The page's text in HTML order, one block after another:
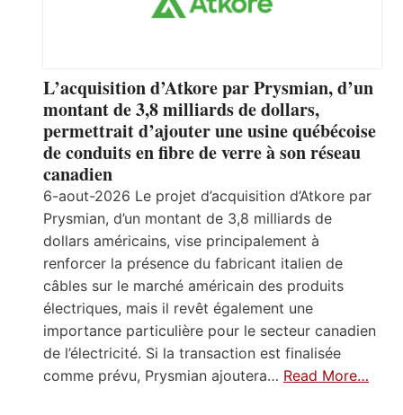
L’acquisition d’Atkore par Prysmian, d’un
montant de 3,8 milliards de dollars,
permettrait d’ajouter une usine québécoise
de conduits en fibre de verre à son réseau
canadien
6-aout-2026 Le projet d’acquisition d’Atkore par
Prysmian, d’un montant de 3,8 milliards de
dollars américains, vise principalement à
renforcer la présence du fabricant italien de
câbles sur le marché américain des produits
électriques, mais il revêt également une
importance particulière pour le secteur canadien
de l’électricité. Si la transaction est finalisée
comme prévu, Prysmian ajoutera… Read More…